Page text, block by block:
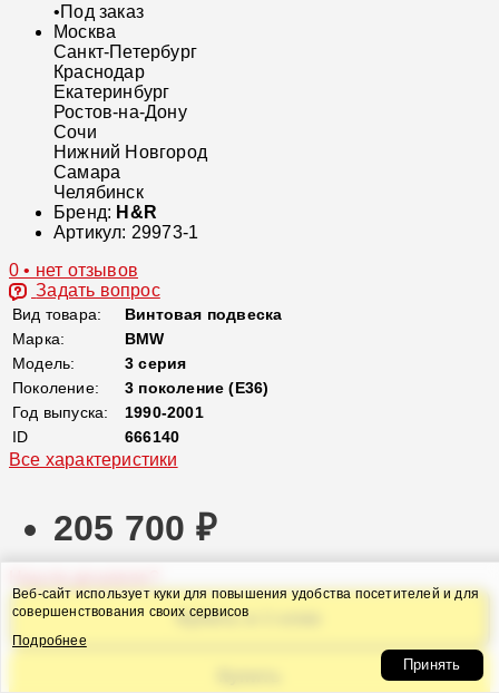
•Под заказ
Москва
Санкт-Петербург
Краснодар
Екатеринбург
Ростов-на-Дону
Сочи
Нижний Новгород
Самара
Челябинск
Бренд: H&R
Артикул: 29973-1
0 • нет отзывов
Задать вопрос
Вид товара:
Винтовая подвеска
Марка:
BMW
Модель:
3 серия
Поколение:
3 поколение (E36)
Год выпуска:
1990-2001
ID
666140
Все характеристики
205 700 ₽
Купить в 1 клик
Веб-сайт использует куки для повышения удобства посетителей и для
совершенствования своих сервисов
Подробнее
Принять